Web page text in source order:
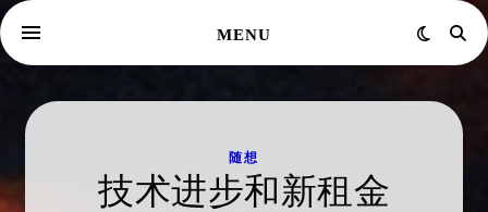
MENU
随想
技术进步和新租金